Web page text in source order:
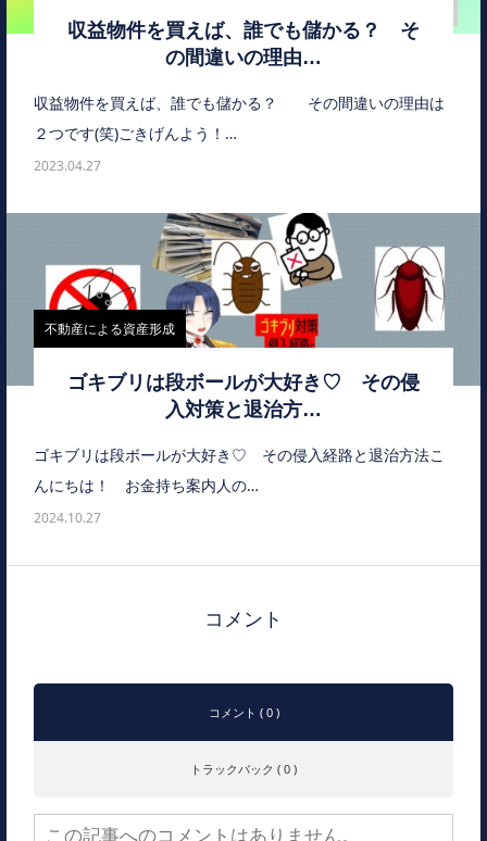
収益物件を買えば、誰でも儲かる？ そ
の間違いの理由…
収益物件を買えば、誰でも儲かる？ その間違いの理由は
２つです(笑)ごきげんよう！…
2023.04.27
不動産による資産形成
ゴキブリは段ボールが大好き♡ その侵
入対策と退治方…
ゴキブリは段ボールが大好き♡ その侵入経路と退治方法こ
んにちは！ お金持ち案内人の…
2024.10.27
コメント
コメント ( 0 )
トラックバック ( 0 )
この記事へのコメントはありません。